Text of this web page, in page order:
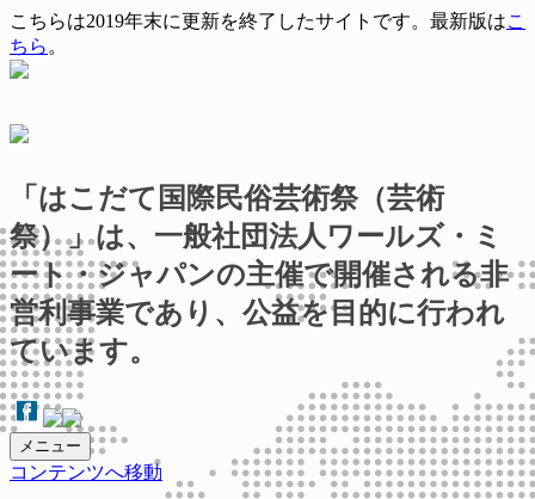
こちらは2019年末に更新を終了したサイトです。最新版はこ
ちら 。
「はこだて国際民俗芸術祭（芸術
祭）」は、一般社団法人ワールズ・ミ
ート・ジャパンの主催で開催される非
営利事業であり、公益を目的に行われ
ています。
メニュー
コンテンツへ移動